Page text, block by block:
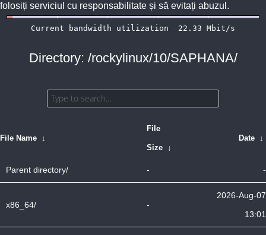
folosiți serviciul cu responsabilitate și să evitați abuzul.
Directory: /rockylinux/10/SAPHANA/
File Name ↓
File
Size ↓
Date ↓
Parent directory/ - -
x86_64/ -
2026-Aug-07
13:01